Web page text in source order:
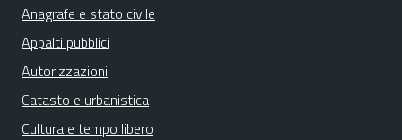
Anagrafe e stato civile
Appalti pubblici
Autorizzazioni
Catasto e urbanistica
Cultura e tempo libero